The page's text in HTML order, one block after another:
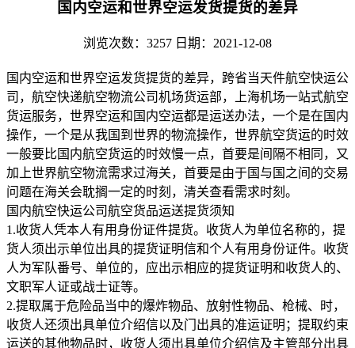
国内空运和世界空运发货提货的差异
浏览次数：3257 日期：2021-12-08
国内空运和世界空运发货提货的差异，跨省当天件航空快运公
司，航空快递航空物流公司机场货运部，上海机场一站式航空
货运服务，世界空运和国内空运都是运送办法，一个是在国内
操作，一个是从我国到世界的物流操作，世界航空货运的时效
一般要比国内航空货运的时效慢一点，首要是间隔不相同，又
加上世界航空物流需求过海关，首要是由于国与国之间的交易
问题在海关会耽搁一定的时刻，清关查看需求时刻。
国内航空快运公司航空货品运送提货须知
1.收货人凭本人有用身份证件提货。收货人为单位名称的，提
货人须出示单位出具的提货证明信和个人有用身份证件。收货
人为军队番号、单位的，应出示相应的提货证明和收货人的、
文职军人证或战士证等。
2.提取属于危险品当中的爆炸物品、放射性物品、枪械、时，
收货人还须出具单位介绍信以及门出具的准运证明；提取约束
运送的其他物品时，收货人须出具单位介绍信及主管部分出具